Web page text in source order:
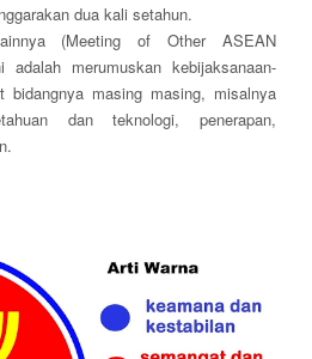
dua kali setahun.
(Meeting of Other ASEAN
adalah merumuskan kebijaksanaan-
bidangnya masing masing, misalnya
dan teknologi, penerapan,